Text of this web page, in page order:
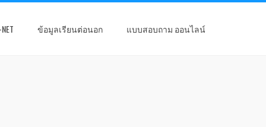
ข้อมูลเรียนต่อนอก แบบสอบถาม ออนไลน์